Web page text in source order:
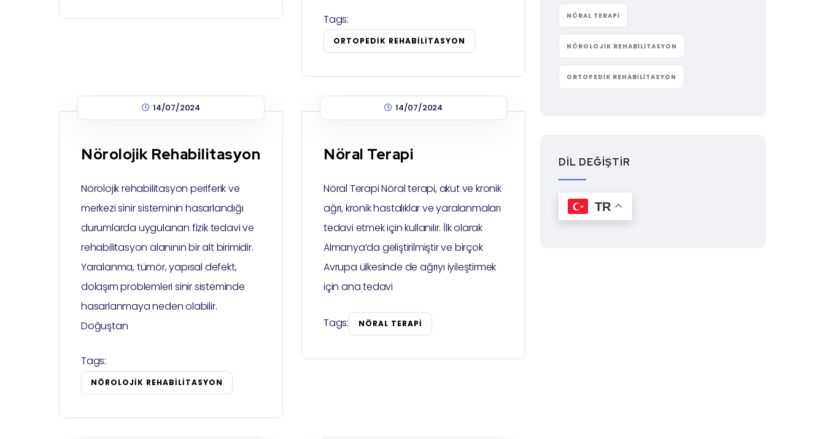
Tags:
ORTOPEDIK REHABILITASYON
14/07/2024
Nörolojik Rehabilitasyon
Nörolojik rehabilitasyon periferik ve
merkezi sinir sisteminin hasarlandığı
durumlarda uygulanan fizik tedavi ve
rehabilitasyon alanının bir alt birimidir.
Yaralanma, tümör, yapısal defekt,
dolaşım problemleri sinir sisteminde
hasarlanmaya neden olabilir.
Doğuştan
Tags:
NÖROLOJIK REHABILITASYON
14/07/2024
Nöral Terapi
Nöral Terapi Nöral terapi, akut ve kronik
ağrı, kronik hastalıklar ve yaralanmaları
tedavi etmek için kullanılır. İlk olarak
Almanya’da geliştirilmiştir ve birçok
Avrupa ülkesinde de ağrıyı iyileştirmek
için ana tedavi
Tags: NÖRAL TERAPI
NÖRAL TERAPI
NÖROLOJIK REHABILITASYON
ORTOPEDIK REHABILITASYON
DİL DEĞİŞTİR
TR